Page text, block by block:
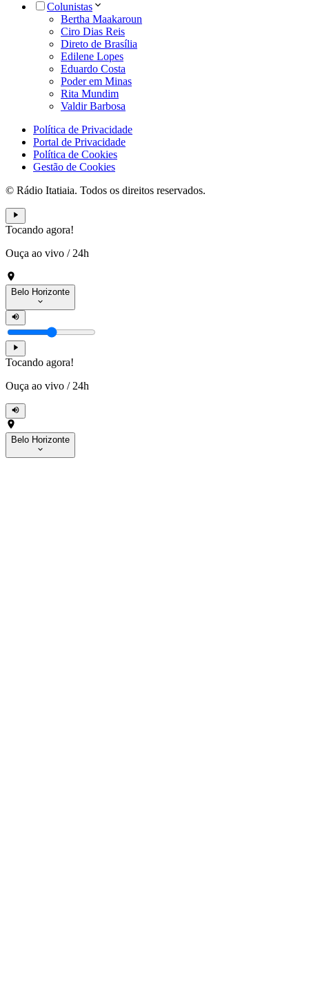
Colunistas
Bertha Maakaroun
Ciro Dias Reis
Direto de Brasília
Edilene Lopes
Eduardo Costa
Poder em Minas
Rita Mundim
Valdir Barbosa
Política de Privacidade
Portal de Privacidade
Política de Cookies
Gestão de Cookies
© Rádio Itatiaia. Todos os direitos reservados.
Tocando agora!
Ouça ao vivo / 24h
Belo Horizonte
Tocando agora!
Ouça ao vivo / 24h
Belo Horizonte